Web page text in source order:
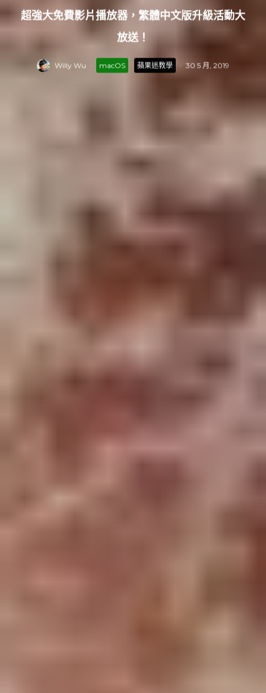
超強大免費影片播放器，繁體中文版升級活動大
放送！
Willy Wu · macOS 蘋果迷教學 · 30 5 月, 2019